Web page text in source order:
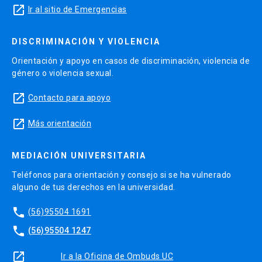
launch Ir al sitio de Emergencias
DISCRIMINACIÓN Y VIOLENCIA
Orientación y apoyo en casos de discriminación, violencia de
género o violencia sexual.
launch Contacto para apoyo
launch Más orientación
MEDIACIÓN UNIVERSITARIA
Teléfonos para orientación y consejo si se ha vulnerado
alguno de tus derechos en la universidad.
phone (56)95504 1691
phone (56)95504 1247
launch Ir a la Oficina de Ombuds UC